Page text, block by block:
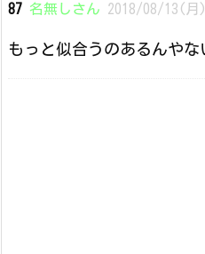
87 名無しさん 2018/08/13(月
もっと似合うのあるんやな